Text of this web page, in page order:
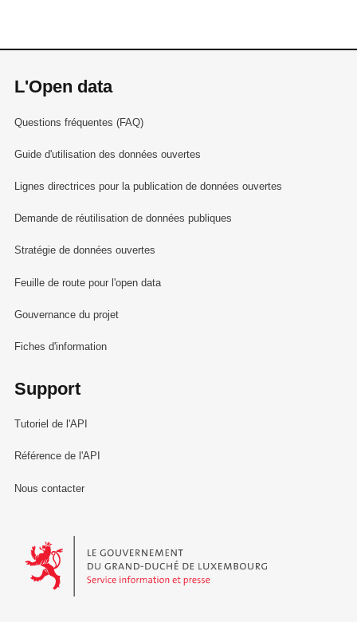
L'Open data
Questions fréquentes (FAQ)
Guide d'utilisation des données ouvertes
Lignes directrices pour la publication de données ouvertes
Demande de réutilisation de données publiques
Stratégie de données ouvertes
Feuille de route pour l'open data
Gouvernance du projet
Fiches d'information
Support
Tutoriel de l'API
Référence de l'API
Nous contacter
Le Gouvernement du Grand-Duché de Luxembourg - Service